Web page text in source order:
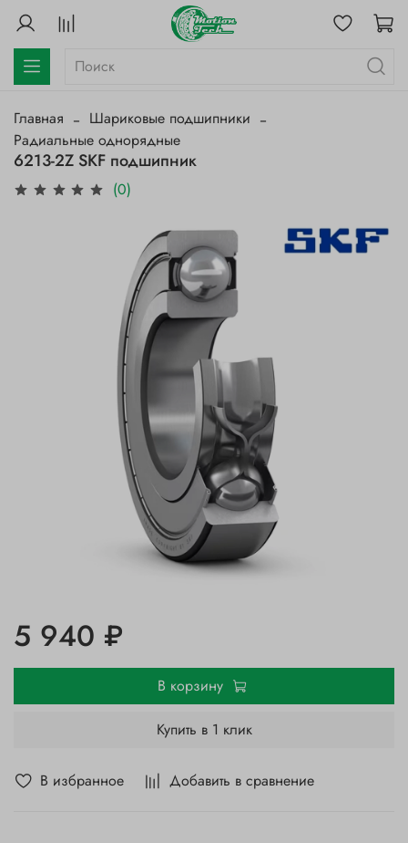
Главная
Шариковые подшипники
Радиальные однорядные
6213-2Z SKF подшипник
(0)
В избранное Добавить в сравнение
5 940 ₽
В корзину
Купить в 1 клик